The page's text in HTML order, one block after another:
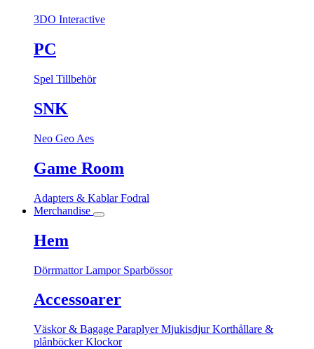
3DO Interactive
PC
Spel Tillbehör
SNK
Neo Geo Aes
Game Room
Adapters & KablarFodral
Merchandise
Hem
DörrmattorLampor Sparbössor
Accessoarer
Väskor & Bagage ParaplyerMjukisdjurKorthållare &
plånböckerKlockor